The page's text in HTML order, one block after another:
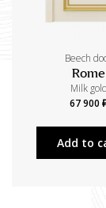
Beech
Rome
Milk gold
67 900
Add to